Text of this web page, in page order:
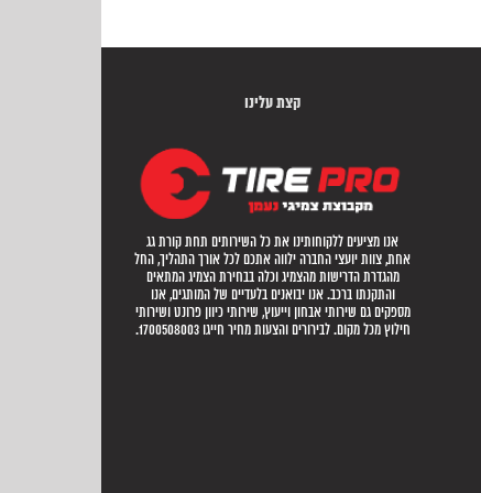
קצת עלינו
אנו מציעים ללקוחותינו את כל השירותים תחת קורת גג
אחת, צוות יועצי החברה ילווה אתכם לכל אורך התהליך, החל
מהגדרת הדרישות מהצמיג וכלה בבחירת הצמיג המתאים
והתקנתו ברכב. אנו יבואנים בלעדיים של המותגים, אנו
מספקים גם שירותי אבחון וייעוץ, שירותי כיוון פרונט ושירותי
חילוץ מכל מקום. לבירורים והצעות מחיר חייגו 1700508003.